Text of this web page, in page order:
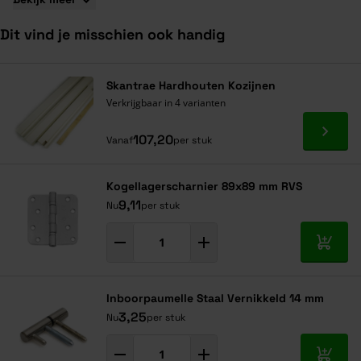
Dit vind je misschien ook handig
Skantrae Hardhouten Kozijnen
Verkrijgbaar in 4 varianten
Vanaf107,20per stuk Ga
Kogellagerscharnier 89x89 mm RVS
Nu9,11per stuk
In
Inboorpaumelle Staal Vernikkeld 14 mm
Nu3,25per stuk